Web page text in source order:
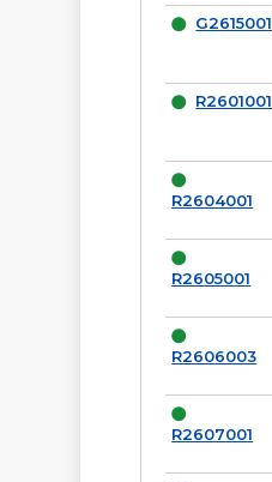
G2615001
R2601001
R2604001
R2605001
R2606003
R2607001